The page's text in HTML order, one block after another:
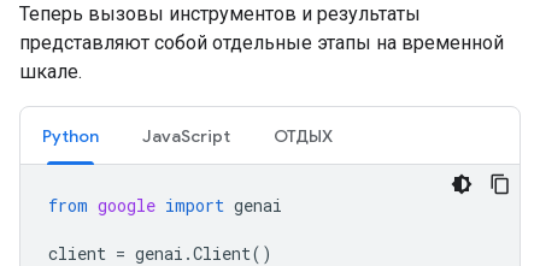
Теперь вызовы инструментов и результаты
представляют собой отдельные этапы на временной
шкале.
Python JavaScript ОТДЫХ
from google import genai
client = genai .Client()